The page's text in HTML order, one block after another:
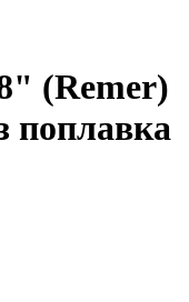
(Remer)
поплавка